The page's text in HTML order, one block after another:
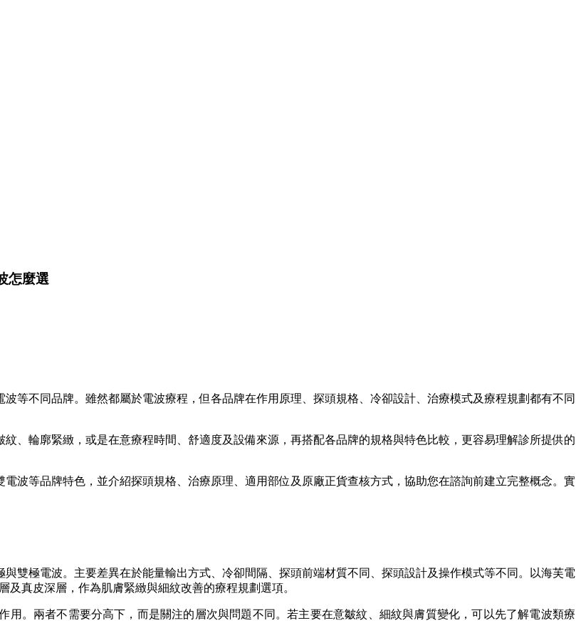
怎麼選
等不同品牌。雖然都屬於電波療程，但各品牌在作用原理、探頭規格、冷卻設計、治療模式及療程規劃都有不同
、輪廓緊緻，或是在意療程時間、舒適度及設備來源，再搭配各品牌的規格與特色比較，更容易理解診所提供的
波等品牌特色，並介紹探頭規格、治療原理、適用部位及原廠正貨查核方式，協助您在諮詢前建立完整概念。實
雙極電波。主要差異在於能量輸出方式、冷卻間隔、探頭前端材質不同、探頭設計及操作模式等不同。以海芙電
及真皮深層，作為肌膚緊緻與細紋改善的療程規劃選項。
。兩者不需要分高下，而是關注的層次與問題不同。若主要在意皺紋、細紋與膚質變化，可以先了解電波類療